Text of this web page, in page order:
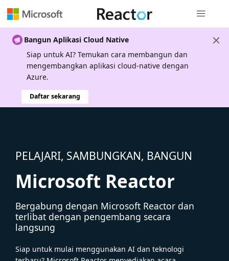
Bangun Aplikasi Cloud Native
Siap untuk AI? Temukan cara membangun dan
mengembangkan aplikasi cloud-native dengan
Azure.
Daftar sekarang
PELAJARI, SAMBUNGKAN, BANGUN
Microsoft Reactor
Bergabung dengan Microsoft Reactor dan
terlibat dengan pengembang secara
langsung
Siap untuk mulai menggunakan AI dan teknologi